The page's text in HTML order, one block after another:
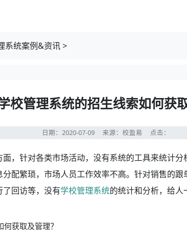
系统案例&资讯>
校管理系统的招生线索如何获
日期：2020-07-09来源：校盈易 点击：
针对各类市场活动，没有系统的工具来统计分
配繁琐，市场人员工作效率不高。针对销售的
回访等，没有学校管理系统的统计和分析，给人